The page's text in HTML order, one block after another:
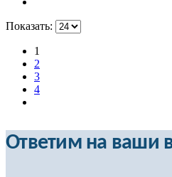
Показать:
1
2
3
4
Ответим на ваши